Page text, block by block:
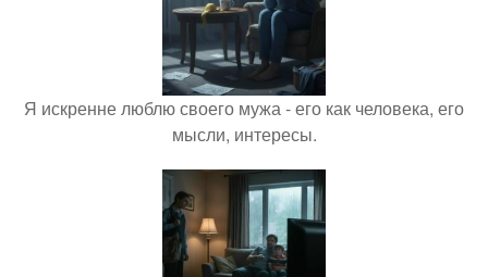
Я искренне люблю своего мужа - его как человека, его
мысли, интересы.